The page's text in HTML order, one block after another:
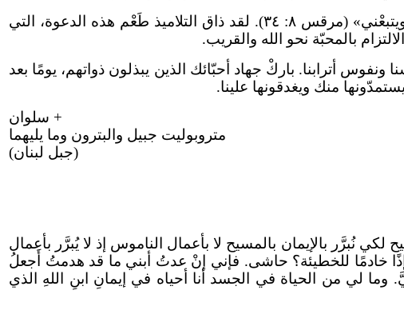
هذا كلّه، أشار به يسوع على تلاميذه حينما دعاهم بقوله: «مَن أراد أن يأتي ورائي فليُنكرْ نفسه ويحملْ صليبه ويتبعْني» (مرقس ٨: ٣٤). لقد ذاق التلاميذ طَعْم هذه الدعوة، التي
بالمحبّة نحو الله والقريب.
أترابنا. باركْ جهاد أحبّائك الذين يبذلون ذواتهم، يومًا بعد
منك ويغدقونها علينا.
+ سلوان
متروبوليت جبيل والبترون وما يليهما
(جبل لبنان)
لكي نُبرَّر بالإيمان بالمسيح لا بأعمال الناموس إذ لا يُبرَّر بأعمال
خادمًا للخطيئة؟ حاشى. فإني إنْ عدتُ أبني ما قد هدمتُ أَجعلُ
لي من الحياة في الجسد أنا أحياه في إيمانِ ابنِ اللهِ الذي